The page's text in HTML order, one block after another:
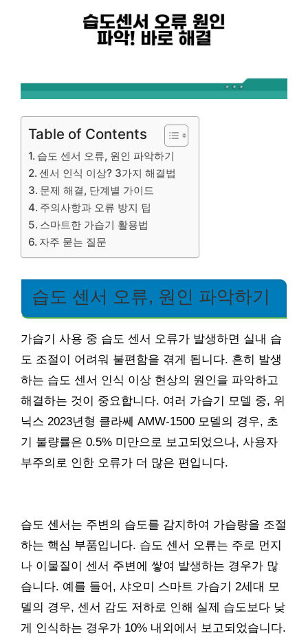
Table of Contents
습도 센서 오류, 원인 파악하기
센서 인식 이상? 3가지 해결법
문제 해결, 단계별 가이드
주의사항과 오류 방지 팁
스마트한 가습기 활용법
자주 묻는 질문
습도 센서 오류, 원인 파악하기
가습기 사용 중 습도 센서 오류가 발생하면 실내 습
도 조절이 어려워 불편함을 겪게 됩니다. 흔히 발생
하는 습도 센서 인식 이상 현상의 원인을 파악하고
해결하는 것이 중요합니다. 여러 가습기 모델 중, 위
닉스 2023년형 클라쎄 AMW-1500 모델의 경우, 초
기 불량률은 0.5% 미만으로 보고되었으나, 사용자
부주의로 인한 오류가 더 많은 편입니다.
습도 센서는 주변의 습도를 감지하여 가습량을 조절
하는 핵심 부품입니다. 습도 센서 오류는 주로 먼지
나 이물질이 센서 주변에 쌓여 발생하는 경우가 많
습니다. 예를 들어, 샤오미 스마트 가습기 2세대 모
델의 경우, 센서 감도 저하로 인해 실제 습도보다 낮
게 인식하는 경우가 10% 내외에서 보고되었습니다.